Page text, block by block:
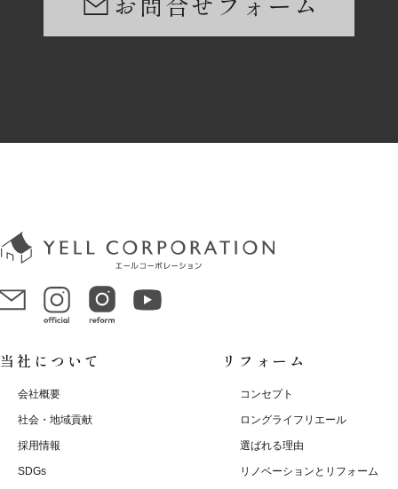
当社について
会社概要
社会・地域貢献
採用情報
SDGs
リフォーム
コンセプト
ロングライフリエール
選ばれる理由
リノベーションとリフォーム